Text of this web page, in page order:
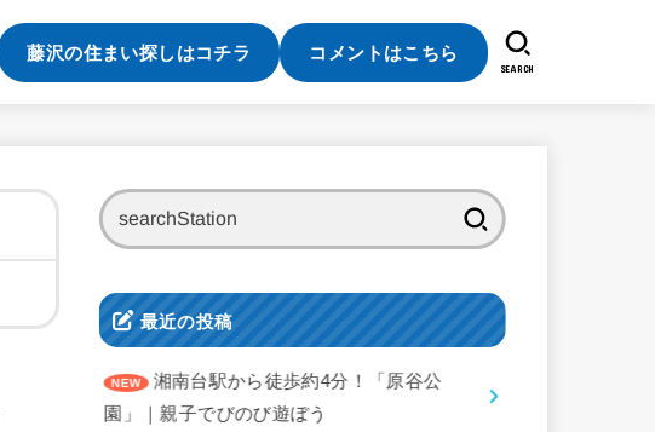
藤沢の住まい探しはコチラ コメントはこちら
SEARCH
最近の投稿
湘南台駅から徒歩約4分！「原谷公
園」｜親子でびのび遊ぼう